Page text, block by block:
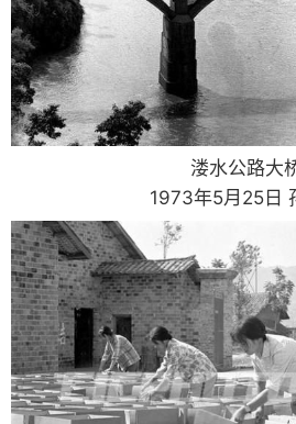
溇水公路大
1973年5月25日